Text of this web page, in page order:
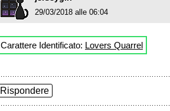
29/03/2018 alle 06:04
Carattere Identificato: Lovers Quarrel
Rispondere